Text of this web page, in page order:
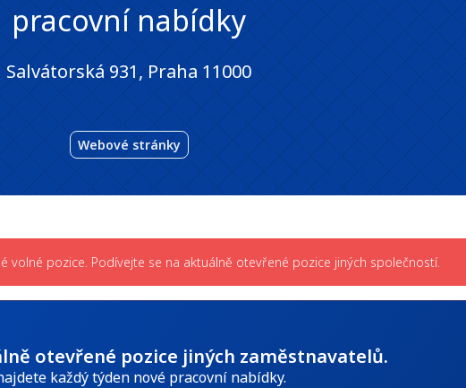
pracovní nabídky
Salvátorská 931, Praha 11000
Webové stránky
volné pozice. Podívejte se na aktuálně otevřené pozice jiných společností.
otevřené pozice jiných zaměstnavatelů.
každý týden nové pracovní nabídky.